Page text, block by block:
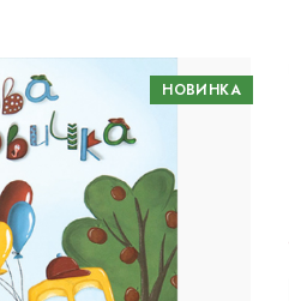
НОВИНКА